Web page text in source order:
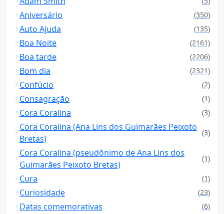
Aniversário (350)
Auto Ajuda (135)
Boa Noite (2161)
Boa tarde (2206)
Bom dia (2321)
Confúcio (2)
Consagração (1)
Cora Coralina (3)
Cora Coralina (Ana Lins dos Guimarães Peixoto
Bretas)
(3)
Cora Coralina (pseudônimo de Ana Lins dos
Guimarães Peixoto Bretas)
(1)
Cura (1)
Curiosidade (23)
Datas comemorativas (6)